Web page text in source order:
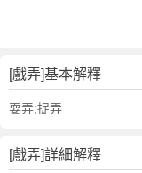
弄
的
[戲弄]基本解釋
耍弄;捉弄
[戲弄]詳細解釋